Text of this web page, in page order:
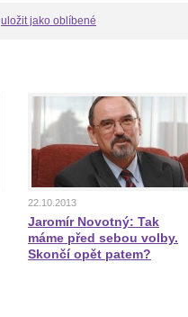
uložit jako oblíbené
22.10.2013
Jaromír Novotný: Tak
máme před sebou volby.
Skončí opět patem?